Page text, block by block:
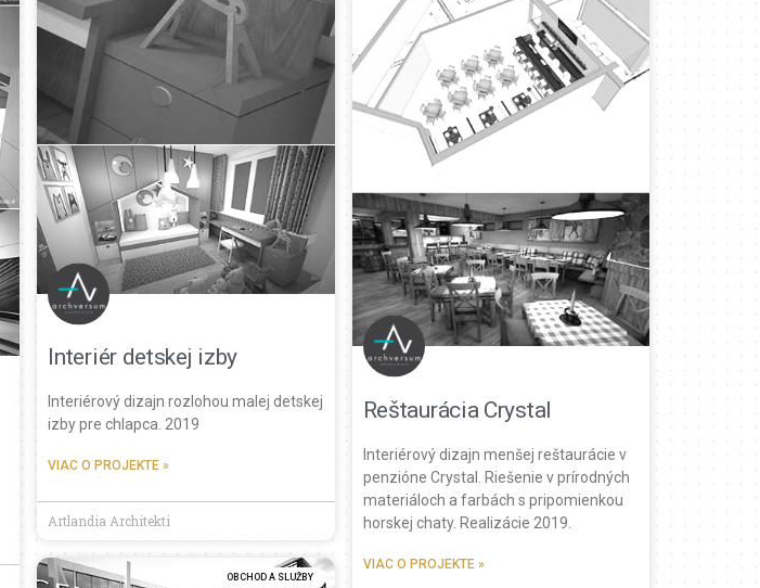
Interiér detskej izby
Interiérový dizajn rozlohou malej detskej
izby pre chlapca. 2019
VIAC O PROJEKTE »
Artlandia Architekti
Reštaurácia Crystal
Interiérový dizajn menšej reštaurácie v
penzióne Crystal. Riešenie v prírodných
materiáloch a farbách s pripomienkou
horskej chaty. Realizácie 2019.
VIAC O PROJEKTE »
OBCHOD A SLUŽBY